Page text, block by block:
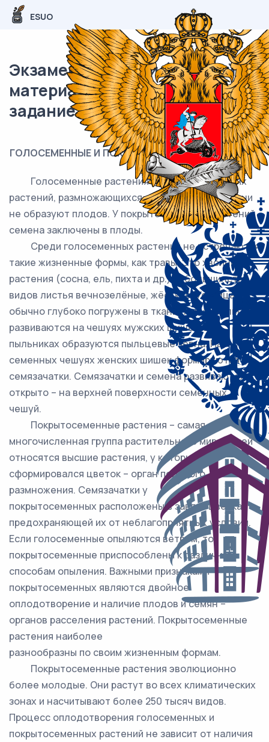
ESUO
Экзаменационный (типовой)
материал ОГЭ / Биология / 24
задание (24) / 44
ГОЛОСЕМЕННЫЕ И ПОКРЫТОСЕМЕННЫЕ РАСТЕНИЯ
Голосеменные растения – это отдел высших
растений, размножающихся семенами. Однако они
не образуют плодов. У покрытосеменных растений
семена заключены в плоды.
Среди голосеменных растений не встречаются
такие жизненные формы, как травы. Это хвойные
растения (сосна, ель, пихта и др.). У большинства
видов листья вечнозелёные, жёсткие. Устьица
обычно глубоко погружены в ткань листа. Пыльники
развиваются на чешуях мужских шишек. В
пыльниках образуются пыльцевые зёрна. На
семенных чешуях женских шишек формируются
семязачатки. Семязачатки и семена развиваются
открыто – на верхней поверхности семенных
чешуй.
Покрытосеменные растения – самая
многочисленная группа растительного мира. К ней
относятся высшие растения, у которых
сформировался цветок – орган полового
размножения. Семязачатки у
покрытосеменных расположены в завязи цветка,
предохраняющей их от неблагоприятных условий.
Если голосеменные опыляются ветром, то
покрытосеменные приспособлены к различным
способам опыления. Важными признаками
покрытосеменных являются двойное
оплодотворение и наличие плодов и семян –
органов расселения растений. Покрытосеменные
растения наиболее
разнообразны по своим жизненным формам.
Покрытосеменные растения эволюционно
более молодые. Они растут во всех климатических
зонах и насчитывают более 250 тысяч видов.
Процесс оплодотворения голосеменных и
покрытосеменных растений не зависит от наличия